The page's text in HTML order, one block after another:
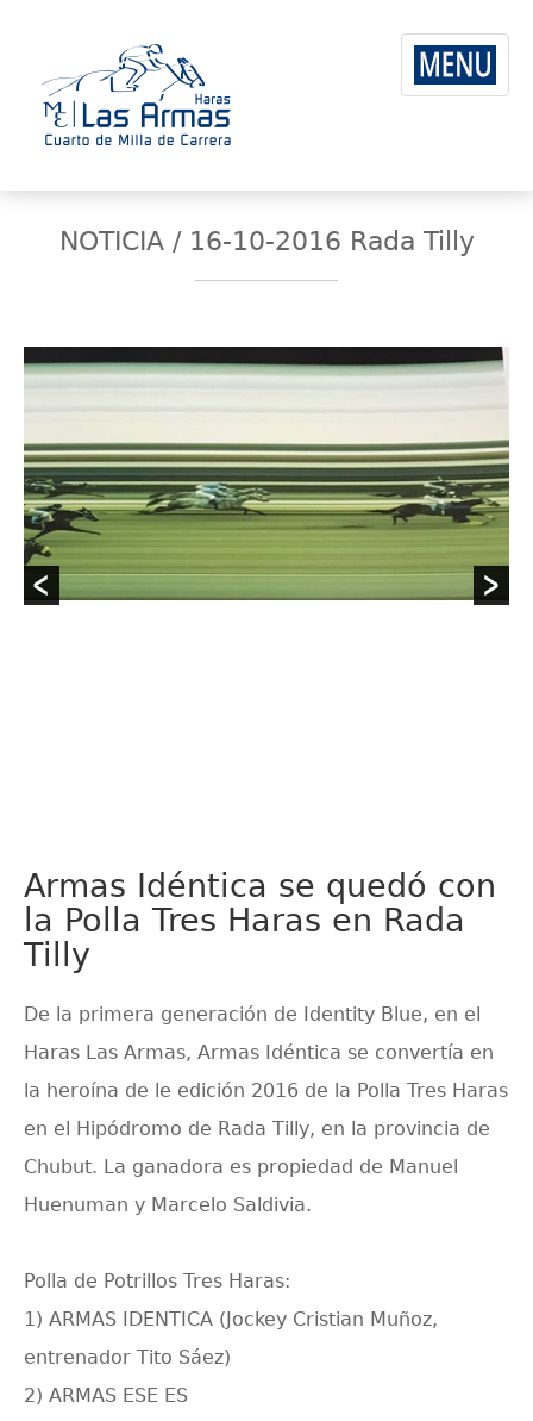
NOTICIA / 16-10-2016 Rada Tilly
Armas Idéntica se quedó con
la Polla Tres Haras en Rada
Tilly
De la primera generación de Identity Blue, en el
Haras Las Armas, Armas Idéntica se convertía en
la heroína de le edición 2016 de la Polla Tres Haras
en el Hipódromo de Rada Tilly, en la provincia de
Chubut. La ganadora es propiedad de Manuel
Huenuman y Marcelo Saldivia.
Polla de Potrillos Tres Haras:
1) ARMAS IDENTICA (Jockey Cristian Muñoz,
entrenador Tito Sáez)
2) ARMAS ESE ES